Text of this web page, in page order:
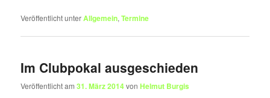
Veröffentlicht unterAllgemein,Termine
Im Clubpokal ausgeschieden
Veröffentlicht am31. März 2014vonHelmut Burgis